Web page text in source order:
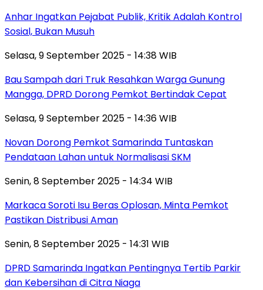
Anhar Ingatkan Pejabat Publik, Kritik Adalah Kontrol
Sosial, Bukan Musuh
Selasa, 9 September 2025 - 14:38 WIB
Bau Sampah dari Truk Resahkan Warga Gunung
Mangga, DPRD Dorong Pemkot Bertindak Cepat
Selasa, 9 September 2025 - 14:36 WIB
Novan Dorong Pemkot Samarinda Tuntaskan
Pendataan Lahan untuk Normalisasi SKM
Senin, 8 September 2025 - 14:34 WIB
Markaca Soroti Isu Beras Oplosan, Minta Pemkot
Pastikan Distribusi Aman
Senin, 8 September 2025 - 14:31 WIB
DPRD Samarinda Ingatkan Pentingnya Tertib Parkir
dan Kebersihan di Citra Niaga